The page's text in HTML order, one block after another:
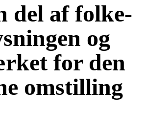
del af folke-
og
for den
omstilling